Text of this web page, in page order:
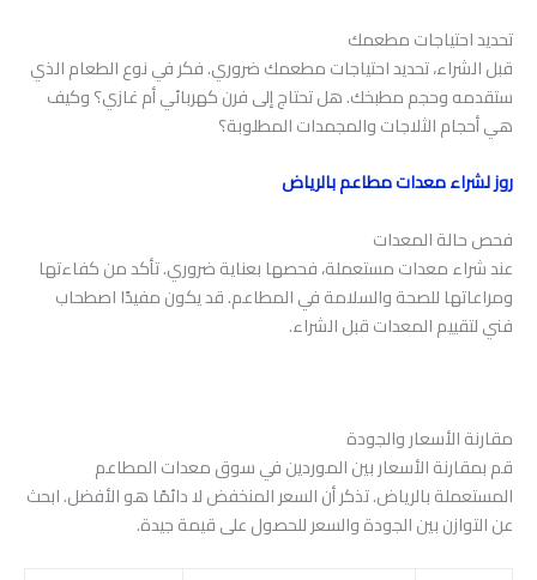
تحديد احتياجات مطعمك
قبل الشراء، تحديد احتياجات مطعمك ضروري. فكر في نوع الطعام الذي
ستقدمه وحجم مطبخك. هل تحتاج إلى فرن كهربائي أم غازي؟ وكيف
هي أحجام الثلاجات والمجمدات المطلوبة؟
روز لشراء معدات مطاعم بالرياض
فحص حالة المعدات
عند شراء معدات مستعملة، فحصها بعناية ضروري. تأكد من كفاءتها
ومراعاتها للصحة والسلامة في المطاعم. قد يكون مفيدًا اصطحاب
فني لتقييم المعدات قبل الشراء.
مقارنة الأسعار والجودة
قم بمقارنة الأسعار بين الموردين في سوق معدات المطاعم
المستعملة بالرياض. تذكر أن السعر المنخفض لا دائمًا هو الأفضل. ابحث
عن التوازن بين الجودة والسعر للحصول على قيمة جيدة.